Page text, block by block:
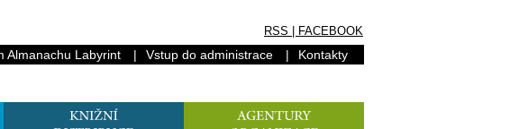
RSS FACEBOOK
Almanachu Labyrint | Vstup do administrace | Kontakty